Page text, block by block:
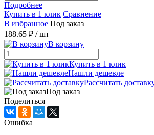
Подробнее
Купить в 1 клик Сравнение
В избранное Под заказ
188.65 ₽ / шт
В корзину
Купить в 1 клик
Нашли дешевле
Рассчитать
Под заказ
Поделиться
Ошибка